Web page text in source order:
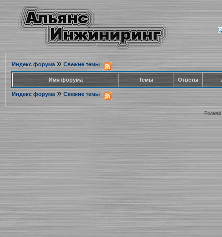
Индекс форума» Свежие темы
Имя форума Темы Ответы
Индекс форума » Свежие темы